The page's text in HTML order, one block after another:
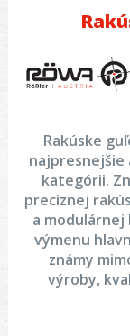
Rakúske
najpresnejšie
kategórii.
precíznej
a
výmenu
známy
výroby,